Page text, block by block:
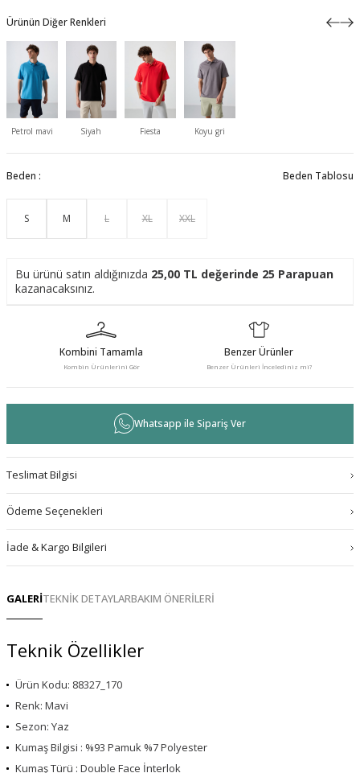
GALERİTEKNİK DETAYLARBAKIM ÖNERİLERİ
Teknik Özellikler
Ürün Kodu: 88327_170
Renk: Mavi
Sezon: Yaz
Kumaş Bilgisi : %93 Pamuk %7 Polyester
Kumaş Türü : Double Face İnterlok
Ürünün Diğer Renkleri
Petrol mavi Siyah Fiesta Koyu gri
Beden : Beden Tablosu
S M L XL XXL
Bu ürünü satın aldığınızda 25,00 TL değerinde 25 Parapuan
kazanacaksınız.
Kombini Tamamla
Kombin Ürünlerini Gör
Benzer Ürünler
Benzer Ürünleri İncelediniz mi?
Whatsapp ile Sipariş Ver
Teslimat Bilgisi
Ödeme Seçenekleri
İade & Kargo Bilgileri